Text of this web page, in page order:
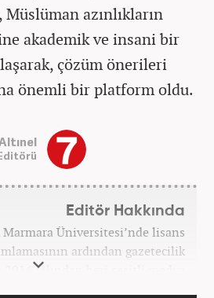
azınlıkların
akademik ve insani bir
çözüm önerileri
önemli bir platform oldu.
Editör Hakkında
Marmara Üniversitesi’nde lisans
ardından gazetecilik
2016 yılından beri çeşitli medya